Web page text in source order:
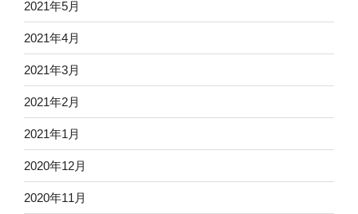
2021年5月
2021年4月
2021年3月
2021年2月
2021年1月
2020年12月
2020年11月